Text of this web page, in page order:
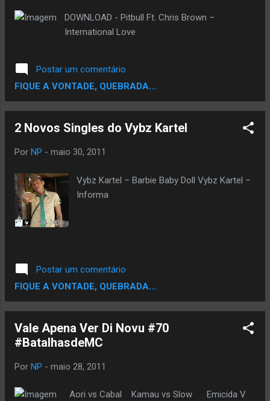
monte de caras bons aqui que não têm sido
capazes de ver suas pessoas queridas nos
HipHopDiario.com
DOWNLOAD - Pitbull Ft. Chris Brown –
International Love
Postar um comentário
FIQUE A VONTADE, QUEBRADA...
2 Novos Singles do Vybz Kartel
Por NP - maio 30, 2011
Vybz Kartel – Barbie Baby Doll Vybz Kartel –
Informa
Postar um comentário
FIQUE A VONTADE, QUEBRADA...
Vale Apena Ver Di Novu #70
#BatalhasdeMC
Por NP - maio 28, 2011
Aori vs Cabal Kamau vs Slow Emicida V